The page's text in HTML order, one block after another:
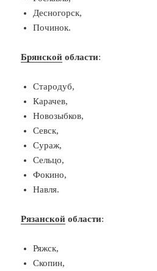
Десногорск,
Починок.
Брянской области:
Стародуб,
Карачев,
Новозыбков,
Севск,
Сураж,
Сельцо,
Фокино,
Навля.
Рязанской области:
Ряжск,
Скопин,